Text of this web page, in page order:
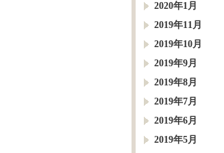
2020年1月
2019年11月
2019年10月
2019年9月
2019年8月
2019年7月
2019年6月
2019年5月